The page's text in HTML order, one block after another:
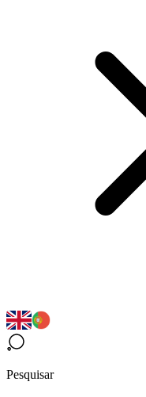
Pesquisar